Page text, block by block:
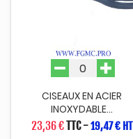
CISEAUX EN ACIER
INOXYDABLE...
23,36 €TTC-19,47 € HT